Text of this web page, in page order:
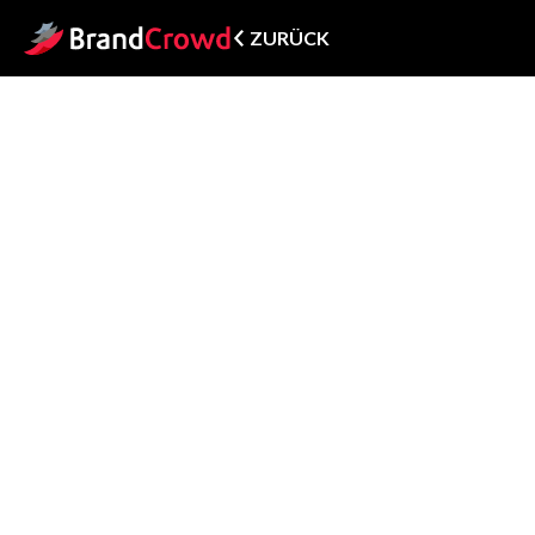
ZURÜCK